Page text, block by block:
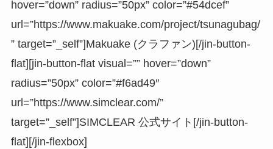
hover=”down” radius=”50px” color=”#54dcef”
url=”https://www.makuake.com/project/tsunagubag/
” target=”_self”]Makuake (クラファン)[/jin-button-
flat][jin-button-flat visual=”” hover=”down”
radius=”50px” color=”#f6ad49″
url=”https://www.simclear.com/”
target=”_self”]SIMCLEAR 公式サイト[/jin-button-
flat][/jin-flexbox]